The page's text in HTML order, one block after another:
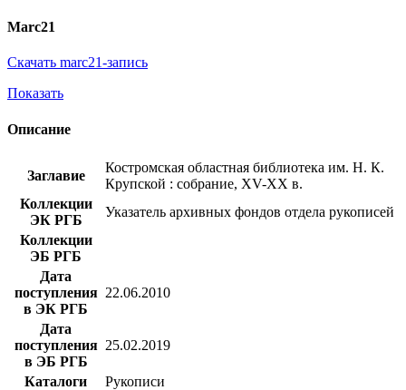
Marc21
Скачать marc21-запись
Показать
Описание
Заглавие
Костромская областная библиотека им. Н. К.
Крупской : собрание, XV-XX в.
Коллекции
ЭК РГБ
Указатель архивных фондов отдела рукописей
Коллекции
ЭБ РГБ
Дата
поступления
в ЭК РГБ
22.06.2010
Дата
поступления
в ЭБ РГБ
25.02.2019
Каталоги
Рукописи